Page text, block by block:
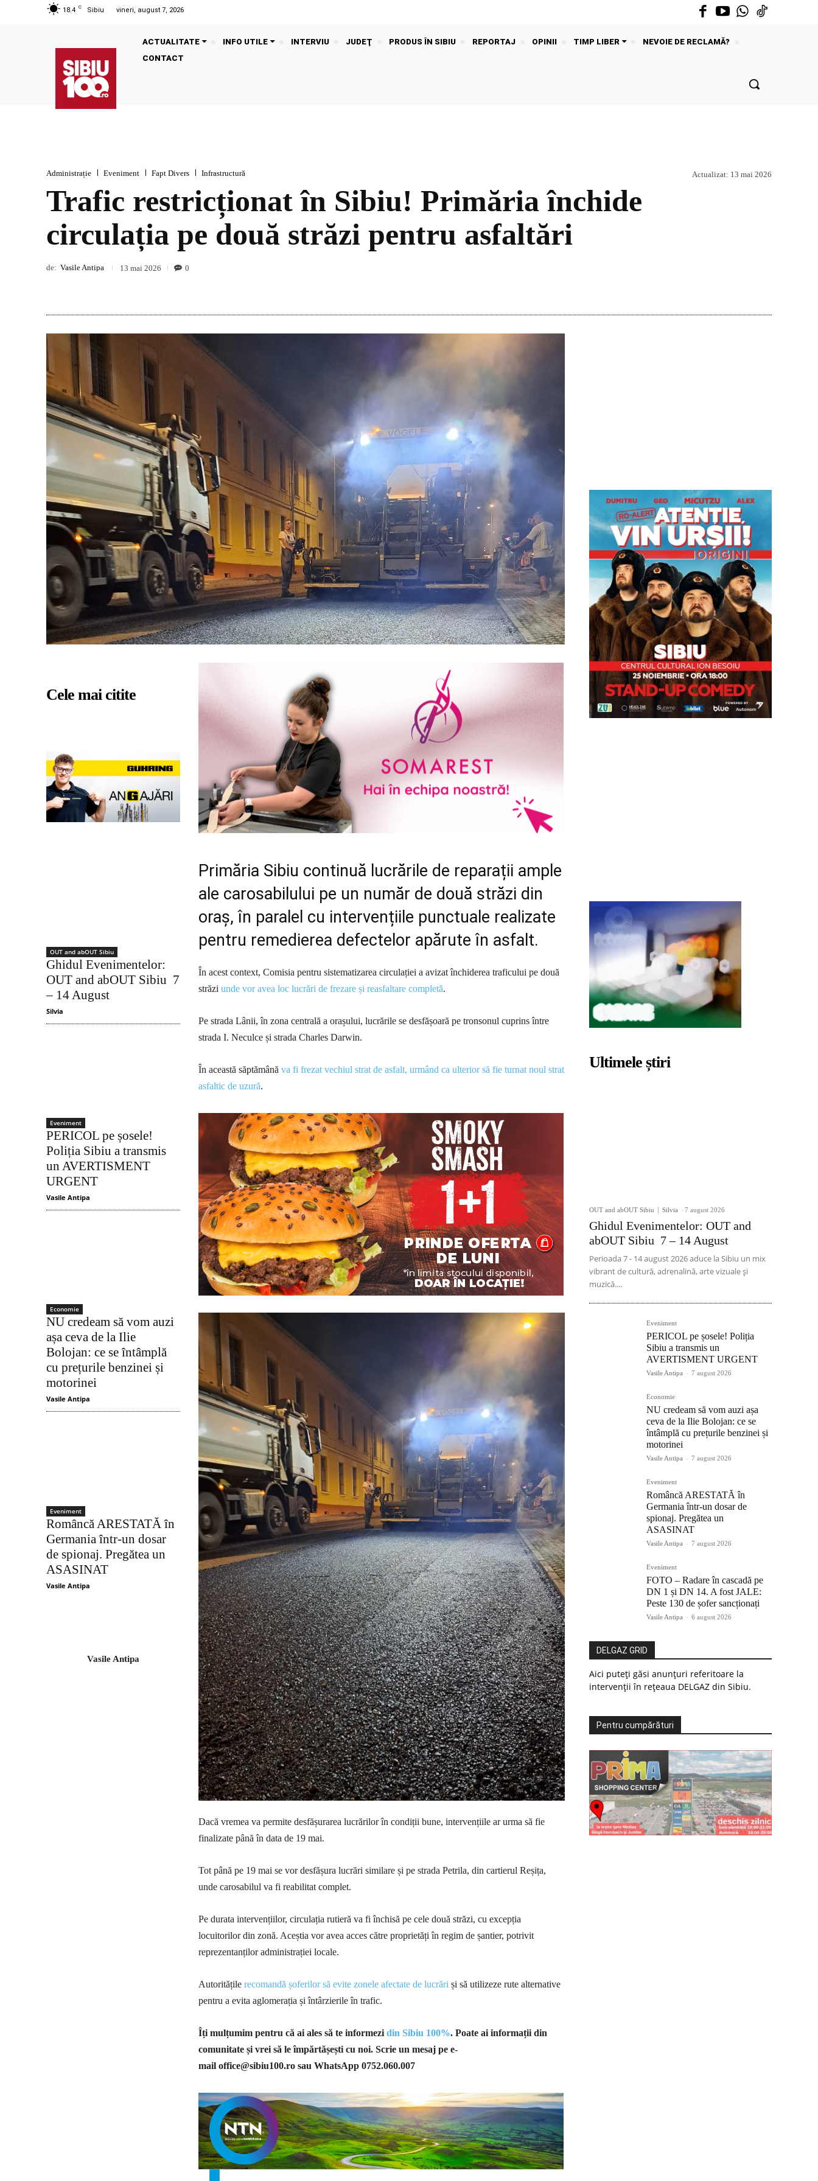
18.4 C Sibiu vineri, august 7, 2026
ACTUALITATE INFO UTILE INTERVIU JUDEŢ PRODUS ÎN SIBIU REPORTAJ OPINII TIMP LIBER
NEVOIE DE RECLAMĂ?
CONTACT
Administrație Eveniment Fapt Divers Infrastructură Actualizat: 13 mai 2026
Trafic restricționat în Sibiu! Primăria închide
circulația pe două străzi pentru asfaltări
de: Vasile Antipa 13 mai 2026 0
Cele mai citite
OUT and abOUT Sibiu
Ghidul Evenimentelor:
OUT and abOUT Sibiu 7
– 14 August
Silvia
Eveniment
PERICOL pe șosele!
Poliția Sibiu a transmis
un AVERTISMENT
URGENT
Vasile Antipa
Economie
NU credeam să vom auzi
așa ceva de la Ilie
Bolojan: ce se întâmplă
cu prețurile benzinei și
motorinei
Vasile Antipa
Eveniment
Româncă ARESTATĂ în
Germania într-un dosar
de spionaj. Pregătea un
ASASINAT
Vasile Antipa
Vasile Antipa
Primăria Sibiu continuă lucrările de reparații ample
ale carosabilului pe un număr de două străzi din
oraș, în paralel cu intervențiile punctuale realizate
pentru remedierea defectelor apărute în asfalt.
În acest context, Comisia pentru sistematizarea circulației a avizat închiderea traficului pe două
străzi unde vor avea loc lucrări de frezare și reasfaltare completă.
Pe strada Lânii, în zona centrală a orașului, lucrările se desfășoară pe tronsonul cuprins între
strada I. Neculce și strada Charles Darwin.
În această săptămână va fi frezat vechiul strat de asfalt, urmând ca ulterior să fie turnat noul strat
asfaltic de uzură.
Dacă vremea va permite desfășurarea lucrărilor în condiții bune, intervențiile ar urma să fie
finalizate până în data de 19 mai.
Tot până pe 19 mai se vor desfășura lucrări similare și pe strada Petrila, din cartierul Reșița,
unde carosabilul va fi reabilitat complet.
Pe durata intervențiilor, circulația rutieră va fi închisă pe cele două străzi, cu excepția
locuitorilor din zonă. Aceștia vor avea acces către proprietăți în regim de șantier, potrivit
reprezentanților administrației locale.
Autoritățile recomandă șoferilor să evite zonele afectate de lucrări și să utilizeze rute alternative
pentru a evita aglomerația și întârzierile în trafic.
Îți mulțumim pentru că ai ales să te informezi din Sibiu 100%. Poate ai informații din
comunitate și vrei să le împărtășești cu noi. Scrie un mesaj pe e-
mail office@sibiu100.ro sau WhatsApp 0752.060.007
Ultimele știri
OUT and abOUT Sibiu Silvia - 7 august 2026
Ghidul Evenimentelor: OUT and
abOUT Sibiu 7 – 14 August
Perioada 7 - 14 august 2026 aduce la Sibiu un mix
vibrant de cultură, adrenalină, arte vizuale și
muzică....
Eveniment
PERICOL pe șosele! Poliția
Sibiu a transmis un
AVERTISMENT URGENT
Vasile Antipa - 7 august 2026
Economie
NU credeam să vom auzi așa
ceva de la Ilie Bolojan: ce se
întâmplă cu prețurile benzinei și
motorinei
Vasile Antipa - 7 august 2026
Eveniment
Româncă ARESTATĂ în
Germania într-un dosar de
spionaj. Pregătea un
ASASINAT
Vasile Antipa - 7 august 2026
Eveniment
FOTO – Radare în cascadă pe
DN 1 și DN 14. A fost JALE:
Peste 130 de șofer sancționați
Vasile Antipa - 6 august 2026
DELGAZ GRID
Aici puteți găsi anunțuri referitoare la
intervenții în rețeaua DELGAZ din Sibiu.
Pentru cumpărături